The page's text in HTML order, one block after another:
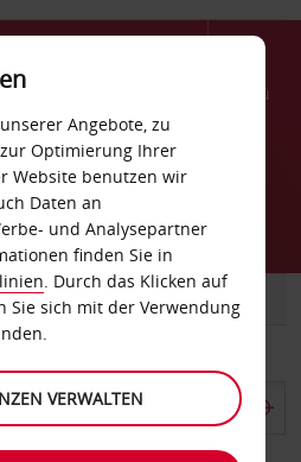
Menü
Kyneton
TRANSPORTER
Angebote, zu
Optimierung Ihrer
Website benutzen wir
Daten an
und Analysepartner
finden Sie in
. Durch das Klicken auf
Sie sich mit der Verwendung
VERWALTEN